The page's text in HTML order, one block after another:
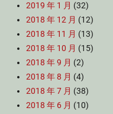
2019 年 1 月 (32)
2018 年 12 月 (12)
2018 年 11 月 (13)
2018 年 10 月 (15)
2018 年 9 月 (2)
2018 年 8 月 (4)
2018 年 7 月 (38)
2018 年 6 月 (10)